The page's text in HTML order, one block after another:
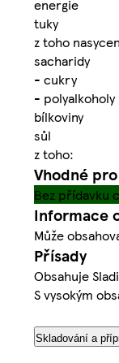
energie
tuky
z toho
sacharidy
- cukry
- polyalkoholy
bílkoviny
sůl
z toho:
Vhodné pro
Bez přídavku
Informace
Může
Přísady
Obsahuje
S vysokým
Skladování a